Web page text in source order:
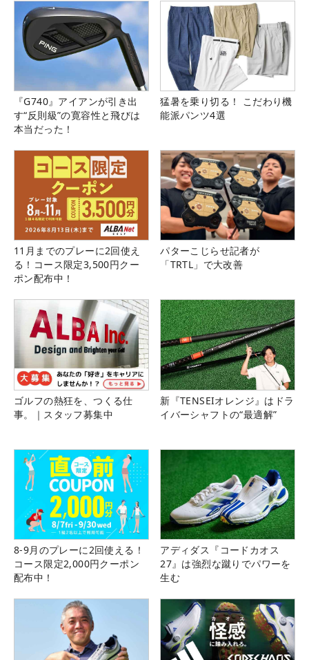
『G740』アイアンが引き出
す“反則級”の寛容性と飛びは
本当だった！
猛暑を乗り切る！ こだわり機
能派パンツ4選
11月までのプレーに2回使え
る！コース限定3,500円クー
ポン配布中！
パターこじらせ記者が
「TRTL」で大改善
ゴルフの熱狂を、つくる仕
事。｜スタッフ募集中
新『TENSEIオレンジ』はドラ
イバーシャフトの“最適解”
8-9月のプレーに2回使える！
コース限定2,000円クーポン
配布中！
アディダス『コードカオス
27』は強烈な蹴りでパワーを
生む